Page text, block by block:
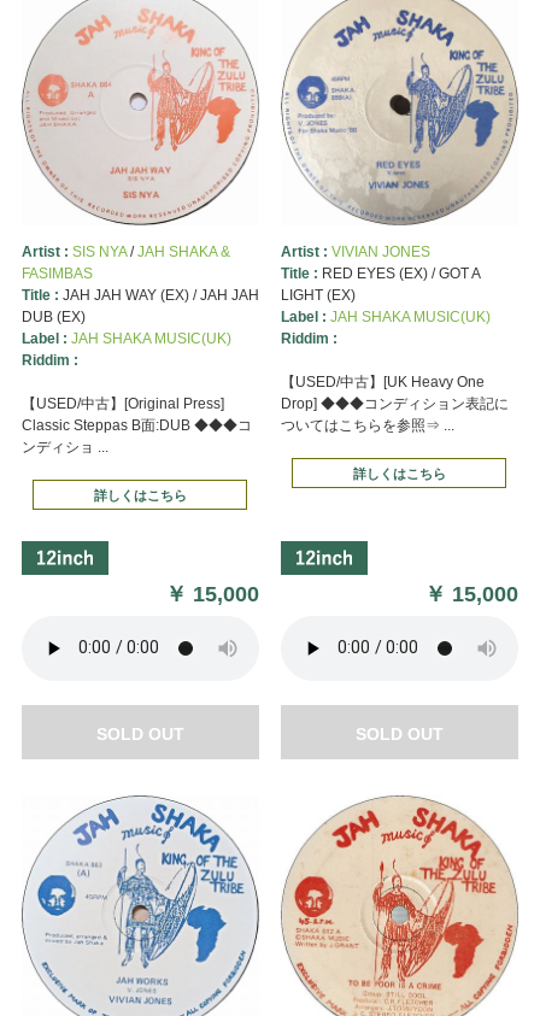
Artist : SIS NYA/JAH SHAKA &
FASIMBAS
Title : JAH JAH WAY (EX) / JAH JAH
DUB (EX)
Label : JAH SHAKA MUSIC(UK)
Riddim :
【USED/中古】[Original Press]
Classic Steppas B面:DUB ◆◆◆コ
ンディショ ...
詳しくはこちら
￥ 15,000
SOLD OUT
Artist : VIVIAN JONES
Title : RED EYES (EX) / GOT A
LIGHT (EX)
Label : JAH SHAKA MUSIC(UK)
Riddim :
【USED/中古】[UK Heavy One
Drop] ◆◆◆コンディション表記に
ついてはこちらを参照⇒ ...
詳しくはこちら
￥ 15,000
SOLD OUT